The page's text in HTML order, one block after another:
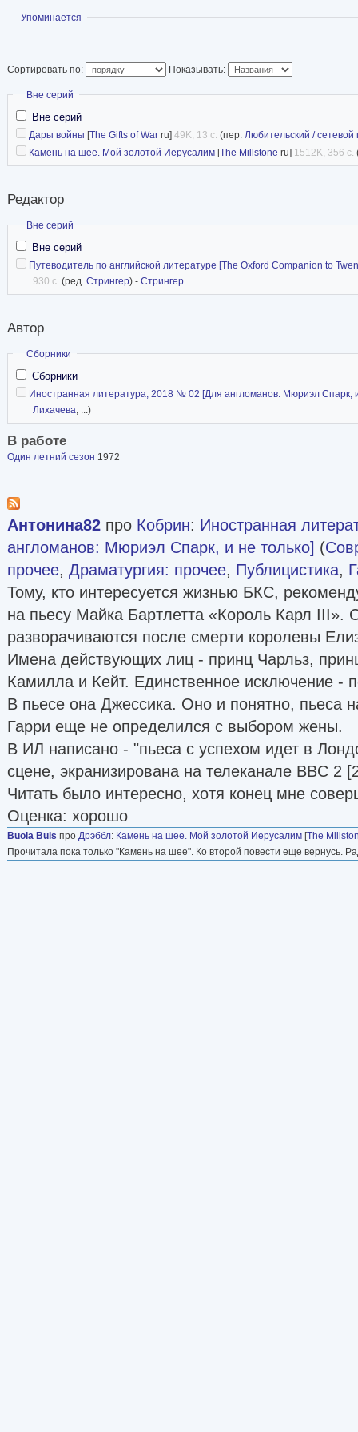
Показать
Упоминается
Сортировать по: Показывать:
Скрыть
Вне серий
Вне серий
Дары войны [The Gifts of War ru] 49K, 13 с. (пер. Любительский / сетевой
Камень на шее. Мой золотой Иерусалим [The Millstone ru] 1512K, 356 с.
Редактор
Скрыть
Вне серий
Вне серий
Путеводитель по английской литературе [The Oxford Companion to
930 с. (ред. Стрингер) - Стрингер
Автор
Скрыть
Сборники
Сборники
Иностранная литература, 2018 № 02 [Для англоманов: Мюриэл Спарк,
Лихачева, ...)
В работе
Один летний сезон 1972
Антонина82 про Кобрин: Иностранная
англоманов: Мюриэл Спарк, и не только] (
прочее, Драматургия: прочее, Публицистика,
Тому, кто интересуется жизнью БКС,
на пьесу Майка Бартлетта «Король Карл III».
разворачиваются после смерти королевы
Имена действующих лиц - принц Чарльз,
Камилла и Кейт. Единственное исключение -
В пьесе она Джессика. Оно и понятно, пьеса
Гарри еще не определился с выбором жены.
В ИЛ написано - "пьеса с успехом идет в
сцене, экранизирована на телеканале BBC 2
Читать было интересно, хотя конец мне
Оценка: хорошо
Buola Buis про Дрэббл: Камень на шее. Мой золотой Иерусалим [The
Прочитала пока только "Камень на шее". Ко второй повести еще вернусь.